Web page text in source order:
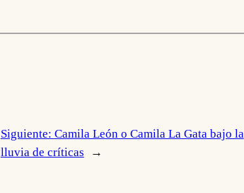
Siguiente: Camila León o Camila La Gata bajo la
lluvia de críticas
→